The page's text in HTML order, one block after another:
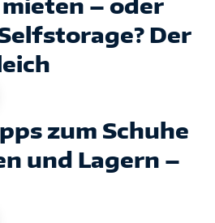
Der
zum Schuhe
und Lagern –